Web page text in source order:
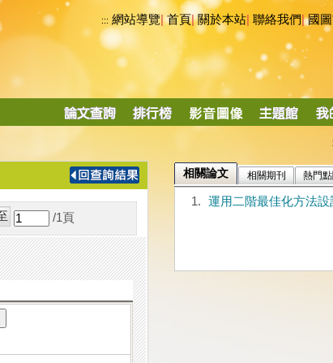
::: 網站導覽|首頁|關於本站 聯絡我們|國
導
/1 頁
相關論文 相關期刊 熱門
1. 運用二階最佳化方法